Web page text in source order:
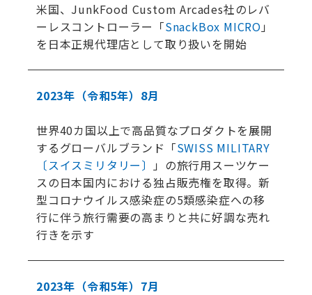
米国、JunkFood Custom Arcades社のレバ
ーレスコントローラー「SnackBox MICRO 」
を日本正規代理店として取り扱いを開始
2023年 （令和5年） 8月
世界40カ国以上で高品質なプロダクトを展開
するグローバルブランド「SWISS MILITARY
〔スイスミリタリー〕
」の旅行用スーツケー
スの日本国内における独占販売権を取得。新
型コロナウイルス感染症の5類感染症への移
行に伴う旅行需要の高まりと共に好調な売れ
行きを示す
2023年 （令和5年） 7月